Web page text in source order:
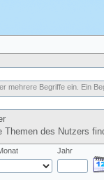
mehrere Begriffe ein. Ein
Themen des Nutzers
Jahr